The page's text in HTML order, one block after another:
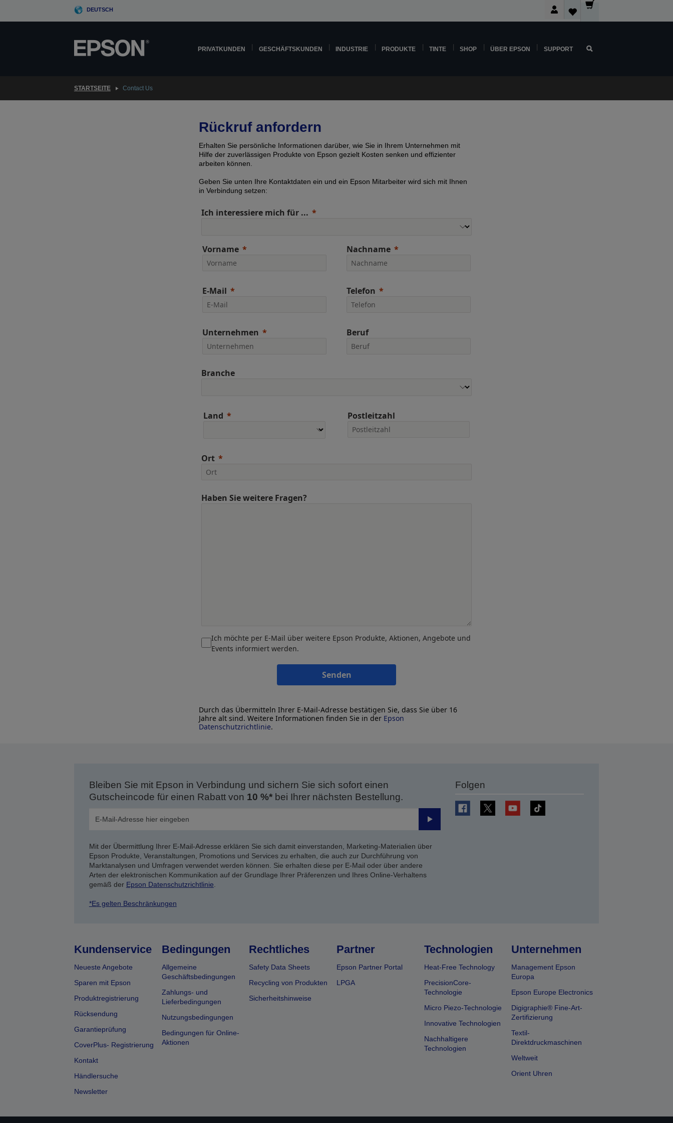
DEUTSCH
PRIVATKUNDEN GESCHÄFTSKUNDEN INDUSTRIE PRODUKTE TINTE SHOP ÜBER EPSON SUPPORT
STARTSEITE Contact Us
Rückruf anfordern
Erhalten Sie persönliche Informationen darüber, wie Sie in Ihrem Unternehmen mit
Hilfe der zuverlässigen Produkte von Epson gezielt Kosten senken und effizienter
arbeiten können.
Geben Sie unten Ihre Kontaktdaten ein und ein Epson Mitarbeiter wird sich mit Ihnen
in Verbindung setzen:
Ich interessiere mich für ...
Vorname Nachname
E-Mail Telefon
Unternehmen Beruf
Branche
Land Postleitzahl
Ort
Haben Sie weitere Fragen?
Ich möchte per E-Mail über weitere Epson Produkte, Aktionen, Angebote und
Events informiert werden.
Senden
Durch das Übermitteln Ihrer E-Mail-Adresse bestätigen Sie, dass Sie über 16
Jahre alt sind. Weitere Informationen finden Sie in der Epson
Datenschutzrichtlinie.
Bleiben Sie mit Epson in Verbindung und sichern Sie sich sofort einen
Gutscheincode für einen Rabatt von 10 %*bei Ihrer nächsten Bestellung.
Senden
Mit der Übermittlung Ihrer E-Mail-Adresse erklären Sie sich damit einverstanden, Marketing-Materialien über
Epson Produkte, Veranstaltungen, Promotions und Services zu erhalten, die auch zur Durchführung von
Marktanalysen und Umfragen verwendet werden können. Sie erhalten diese per E-Mail oder über andere
Arten der elektronischen Kommunikation auf der Grundlage Ihrer Präferenzen und Ihres Online-Verhaltens
gemäß der Epson Datenschutzrichtlinie
*Es gelten Beschränkungen
Folgen
Kundenservice
Neueste Angebote
Sparen mit Epson
Produktregistrierung
Rücksendung
Garantieprüfung
CoverPlus- Registrierung
Kontakt
Händlersuche
Newsletter
Bedingungen
Allgemeine
Geschäftsbedingungen
Zahlungs- und
Lieferbedingungen
Nutzungsbedingungen
Bedingungen für Online-
Aktionen
Rechtliches
Safety Data Sheets
Recycling von Produkten
Sicherheitshinweise
Partner
Epson Partner Portal
LPGA
Technologien
Heat-Free Technology
PrecisionCore-
Technologie
Micro Piezo-Technologie
Innovative Technologien
Nachhaltigere
Technologien
Unternehmen
Management Epson
Europa
Epson Europe Electronics
Digigraphie® Fine-Art-
Zertifizierung
Textil-
Direktdruckmaschinen
Weltweit
Orient Uhren